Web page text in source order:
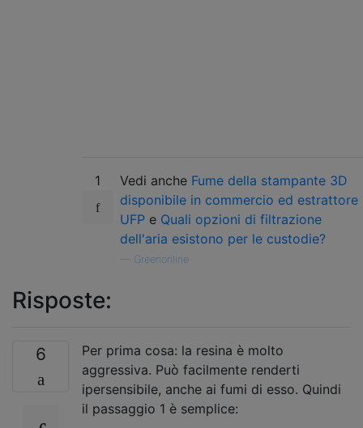
1 Vedi anche Fume della stampante 3D
disponibile in commercio ed estrattore
UFP e Quali opzioni di filtrazione
dell'aria esistono per le custodie?
Greenonline
Risposte:
6
Per prima cosa: la resina è molto
aggressiva. Può facilmente renderti
ipersensibile, anche ai fumi di esso. Quindi
il passaggio 1 è semplice: